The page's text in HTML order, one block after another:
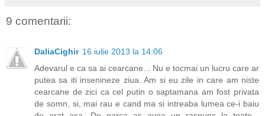
9 comentarii:
DaliaCighir 16 iulie 2013 la 14:06
Adevarul e ca sa ai cearcane... Nu e tocmai un lucru care ar
putea sa iti insenineze ziua. Am si eu zile in care am niste
cearcane de zici ca cel putin o saptamana am fost privata
de somn, si, mai rau e cand ma si intreaba lumea ce-i baiu